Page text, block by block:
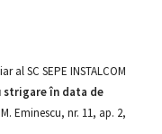
al SC SEPE INSTALCOM
în data de
Eminescu, nr. 11, ap. 2,